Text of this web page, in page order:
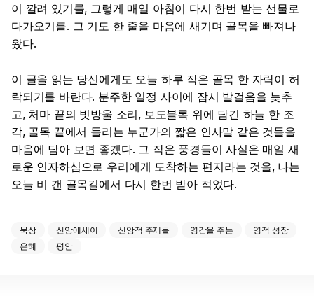
이 깔려 있기를, 그렇게 매일 아침이 다시 한번 받는 선물로
다가오기를. 그 기도 한 줄을 마음에 새기며 골목을 빠져나
왔다.
이 글을 읽는 당신에게도 오늘 하루 작은 골목 한 자락이 허
락되기를 바란다. 분주한 일정 사이에 잠시 발걸음을 늦추
고, 처마 끝의 빗방울 소리, 보도블록 위에 담긴 하늘 한 조
각, 골목 끝에서 들리는 누군가의 짧은 인사말 같은 것들을
마음에 담아 보면 좋겠다. 그 작은 풍경들이 사실은 매일 새
로운 인자하심으로 우리에게 도착하는 편지라는 것을, 나는
오늘 비 갠 골목길에서 다시 한번 받아 적었다.
묵상 신앙에세이 신앙적 주제들 영감을 주는
영적 성장
은혜
평안